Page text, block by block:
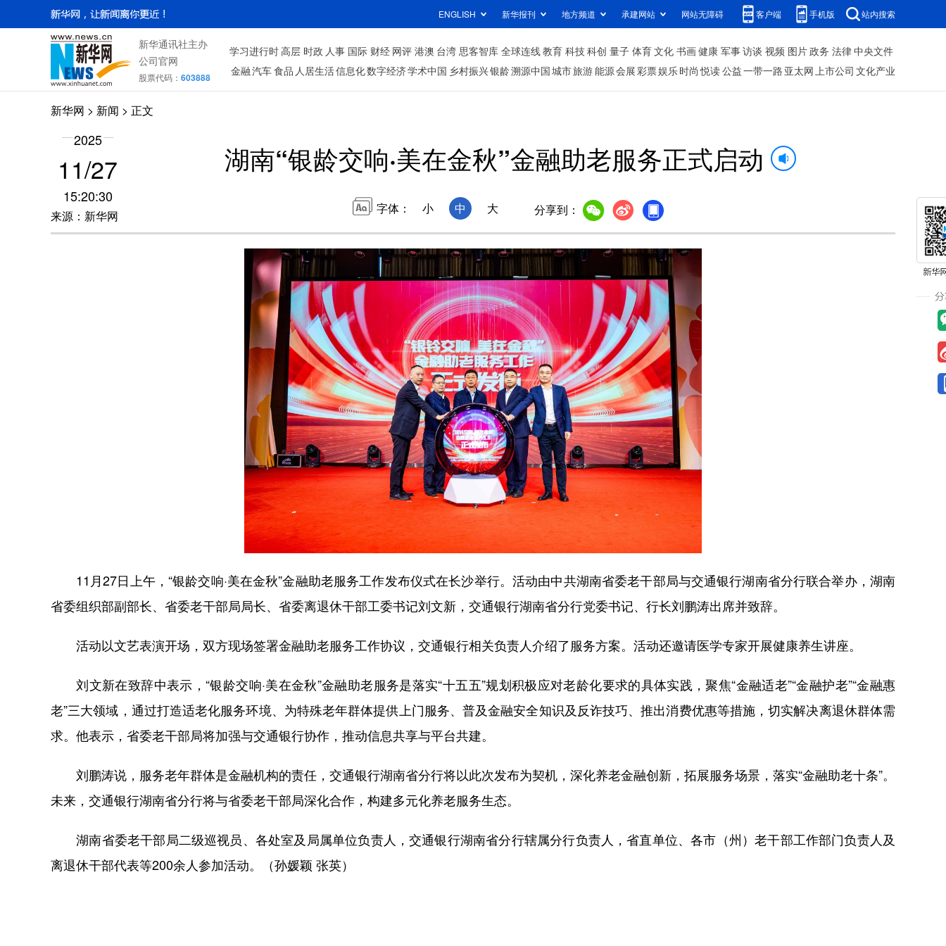
ENGLISH 新华报刊 地方频道 承建网站 网站无障碍 客户端 手机版 站内搜索
新华通讯社主办
公司官网
股票代码： 603888
学习进行时高层 时政 人事 国际 财经 网评 港澳 台湾 思客智库 全球连线教育 科技科创 量子 体育文化 书画健康 军事访谈 视频 图片政务 法律中央文件
金融汽车食品 人居生活信息化数字经济学术中国 乡村振兴银龄溯源中国城市旅游能源会展彩票娱乐时尚 悦读公益一带一路 亚太网上市公司 文化产业
新华网 > 新闻 > 正文
2025
11/27
15:20:30
来源：新华网
湖南“银龄交响·美在金秋”金融助老服务正式启动
字体： 小 中 大 分享到：
11月27日上午，“银龄交响·美在金秋”金融助老服务工作发布仪式在长沙举行。活动由中共湖南省委老干部局与交通银行湖南省分行联合举办，湖南
省委组织部副部长、省委老干部局局长、省委离退休干部工委书记刘文新，交通银行湖南省分行党委书记、行长刘鹏涛出席并致辞。
活动以文艺表演开场，双方现场签署金融助老服务工作协议，交通银行相关负责人介绍了服务方案。活动还邀请医学专家开展健康养生讲座。
刘文新在致辞中表示，“银龄交响·美在金秋”金融助老服务是落实“十五五”规划积极应对老龄化要求的具体实践，聚焦“金融适老”“金融护老”“金融惠
老”三大领域，通过打造适老化服务环境、为特殊老年群体提供上门服务、普及金融安全知识及反诈技巧、推出消费优惠等措施，切实解决离退休群体需
求。他表示，省委老干部局将加强与交通银行协作，推动信息共享与平台共建。
刘鹏涛说，服务老年群体是金融机构的责任，交通银行湖南省分行将以此次发布为契机，深化养老金融创新，拓展服务场景，落实“金融助老十条”。
未来，交通银行湖南省分行将与省委老干部局深化合作，构建多元化养老服务生态。
湖南省委老干部局二级巡视员、各处室及局属单位负责人，交通银行湖南省分行辖属分行负责人，省直单位、各市（州）老干部工作部门负责人及
离退休干部代表等200余人参加活动。（孙媛颖 张英）